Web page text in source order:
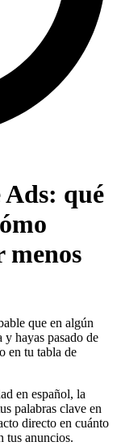
qué
que en algún
y hayas pasado de
en tu tabla de
en español, la
palabras clave en
directo en cuánto
tus anuncios.